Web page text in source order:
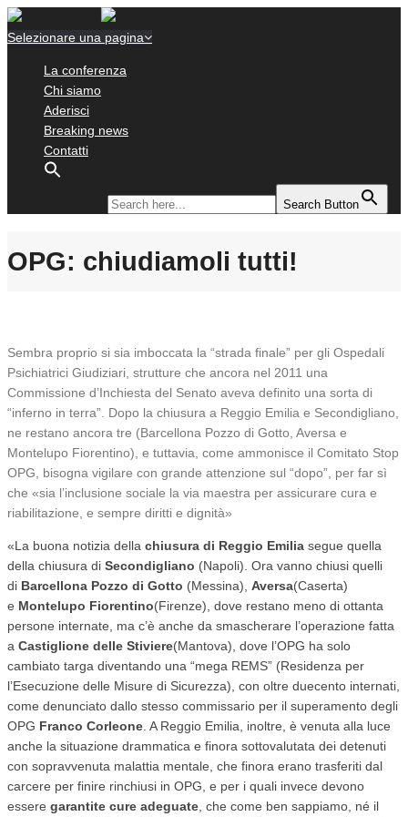
Selezionare una pagina
La conferenza
Chi siamo
Aderisci
Breaking news
Contatti
Search Button
OPG: chiudiamoli tutti!
Sembra proprio si sia imboccata la “strada finale” per gli Ospedali
Psichiatrici Giudiziari, strutture che ancora nel 2011 una
Commissione d’Inchiesta del Senato aveva definito una sorta di
“inferno in terra”. Dopo la chiusura a Reggio Emilia e Secondigliano,
ne restano ancora tre (Barcellona Pozzo di Gotto, Aversa e
Montelupo Fiorentino), e tuttavia, come ammonisce il Comitato Stop
OPG, bisogna vigilare con grande attenzione sul “dopo”, per far sì
che «sia l’inclusione sociale la via maestra per assicurare cura e
riabilitazione, e sempre diritti e dignità»
«La buona notizia della chiusura di Reggio Emilia segue quella
della chiusura di Secondigliano (Napoli). Ora vanno chiusi quelli
di Barcellona Pozzo di Gotto (Messina), Aversa(Caserta)
e Montelupo Fiorentino(Firenze), dove restano meno di ottanta
persone internate, ma c’è anche da smascherare l’operazione fatta
a Castiglione delle Stiviere(Mantova), dove l’OPG ha solo
cambiato targa diventando una “mega REMS” (Residenza per
l’Esecuzione delle Misure di Sicurezza), con oltre duecento internati,
come denunciato dallo stesso commissario per il superamento degli
OPG Franco Corleone . A Reggio Emilia, inoltre, è venuta alla luce
anche la situazione drammatica e finora sottovalutata dei detenuti
con sopravvenuta malattia mentale, che finora erano trasferiti dal
carcere per finire rinchiusi in OPG, e per i quali invece devono
essere garantite cure adeguate , che come ben sappiamo, né il